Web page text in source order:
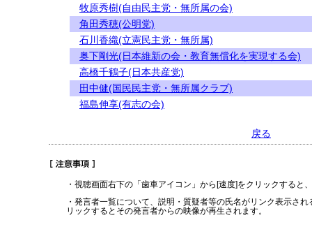
牧原秀樹(自由民主党・無所属の会)
角田秀穂(公明党)
石川香織(立憲民主党・無所属)
奥下剛光(日本維新の会・教育無償化を実現する会)
高橋千鶴子(日本共産党)
田中健(国民民主党・無所属クラブ)
福島伸享(有志の会)
戻る
・視聴画面右下の「歯車アイコン」から[速度]をクリックすると
・発言者一覧について、説明・質疑者等の氏名がリンク表示さ
リックするとその発言者からの映像が再生されます。